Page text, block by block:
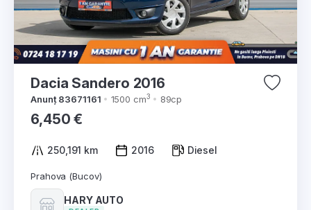
Dacia Sandero 2016
Anunț 83671161 1500 cm3 89cp
6,450 €
250,191 km 2016 Diesel
Prahova (Bucov)
HARY AUTO